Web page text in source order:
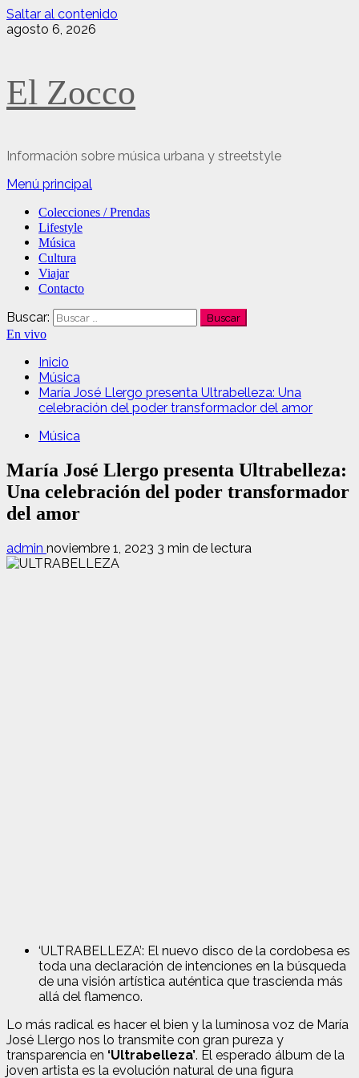
Saltar al contenido
agosto 6, 2026
El Zocco
Información sobre música urbana y streetstyle
Menú principal
Colecciones / Prendas
Lifestyle
Música
Cultura
Viajar
Contacto
Buscar:
En vivo
Inicio
Música
María José Llergo presenta Ultrabelleza: Una
celebración del poder transformador del amor
Música
María José Llergo presenta Ultrabelleza:
Una celebración del poder transformador
del amor
admin noviembre 1, 2023 3 min de lectura
‘ULTRABELLEZA’: El nuevo disco de la cordobesa es
toda una declaración de intenciones en la búsqueda
de una visión artística auténtica que trascienda más
allá del flamenco.
Lo más radical es hacer el bien y la luminosa voz de María
José Llergo nos lo transmite con gran pureza y
transparencia en ‘Ultrabelleza’. El esperado álbum de la
joven artista es la evolución natural de una figura